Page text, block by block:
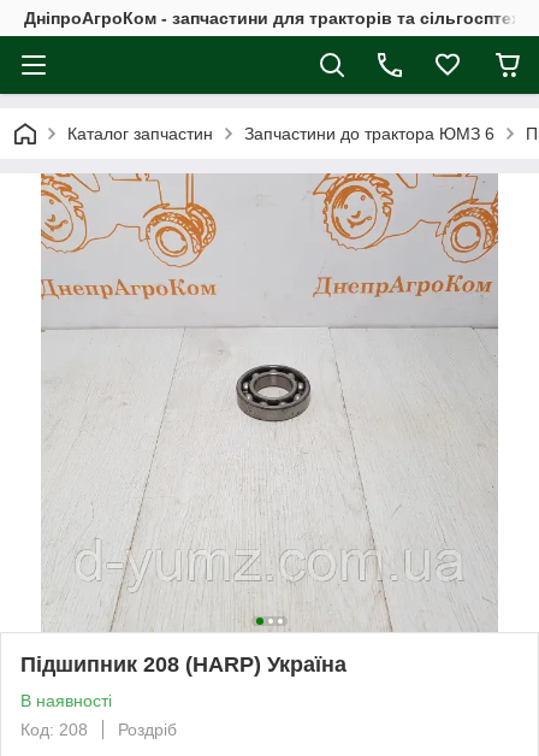
ДніпроАгроКом - запчастини для тракторів та
Каталог запчастин Запчастини до трактора ЮМЗ 6
Підшипник 208 (HARP) Україна
В наявності
Код: 208
Роздріб